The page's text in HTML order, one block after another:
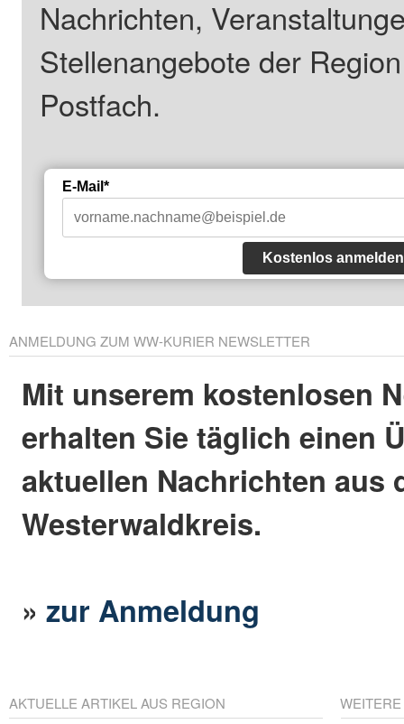
Nachrichten,
Stellenangebote der
Postfach.
E-Mail*
Kostenlos anmelden
ANMELDUNG ZUM WW-KURIER NEWSLETTER
Mit unserem kostenlosen
erhalten Sie täglich einen
aktuellen Nachrichten aus
Westerwaldkreis.
»zur Anmeldung
AKTUELLE ARTIKEL AUS REGION